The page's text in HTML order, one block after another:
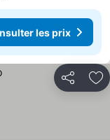
les prix
Partager